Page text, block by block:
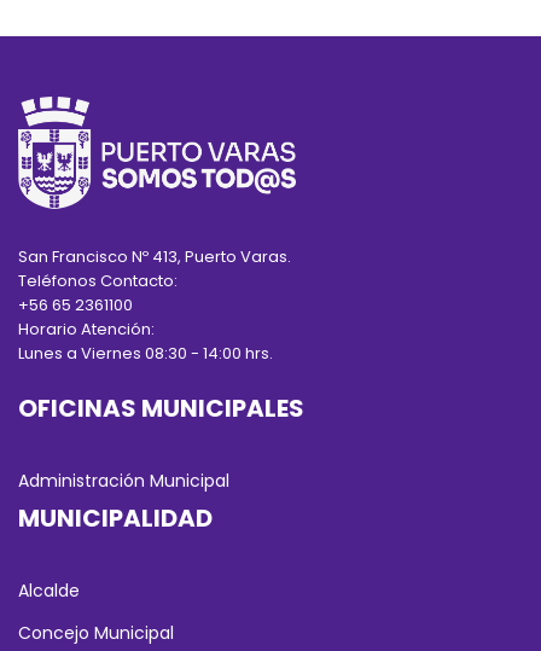
San Francisco Nº 413, Puerto Varas.
Teléfonos Contacto:
+56 65 2361100
Horario Atención:
Lunes a Viernes 08:30 - 14:00 hrs.
OFICINAS MUNICIPALES
Administración Municipal
MUNICIPALIDAD
Alcalde
Concejo Municipal